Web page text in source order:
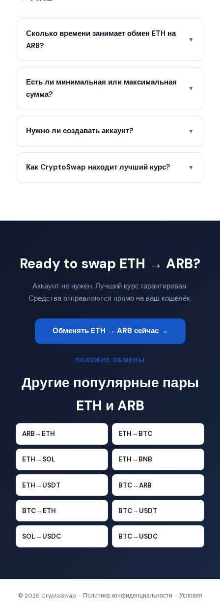
Сколько времени занимает обмен ETH на
ARB?
▼
Есть ли минимальная или максимальная
сумма?
▼
Нужно ли создавать аккаунт? ▼
Как CryptoSwap находит лучший курс? ▼
Ready to swap ETH → ARB?
Аккаунт не нужен. Лучший курс гарантирован.
Средства отправляются прямо на ваш кошелёк.
Обменять ETH → ARB сейчас →
ПОХОЖИЕ ОБМЕНЫ
Другие популярные пары
ETH и ARB
ARB → ETH ETH → BTC
ETH → SOL ETH → BNB
ETH → USDT BTC→ARB
BTC→ ETH BTC→ USDT
SOL → USDC BTC→ USDC
© 2026 CryptoSwap · Политика конфиденциальности · Условия